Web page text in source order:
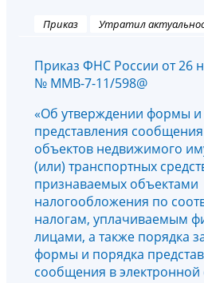
Приказ Утратил
Приказ ФНС России от 26
№ ММВ-7-11/598@
«Об утверждении формы
представления
объектов недвижимого
(или) транспортных
признаваемых объектами
налогообложения по
налогам, уплачиваемым
лицами, а также порядка
формы и порядка
сообщения в